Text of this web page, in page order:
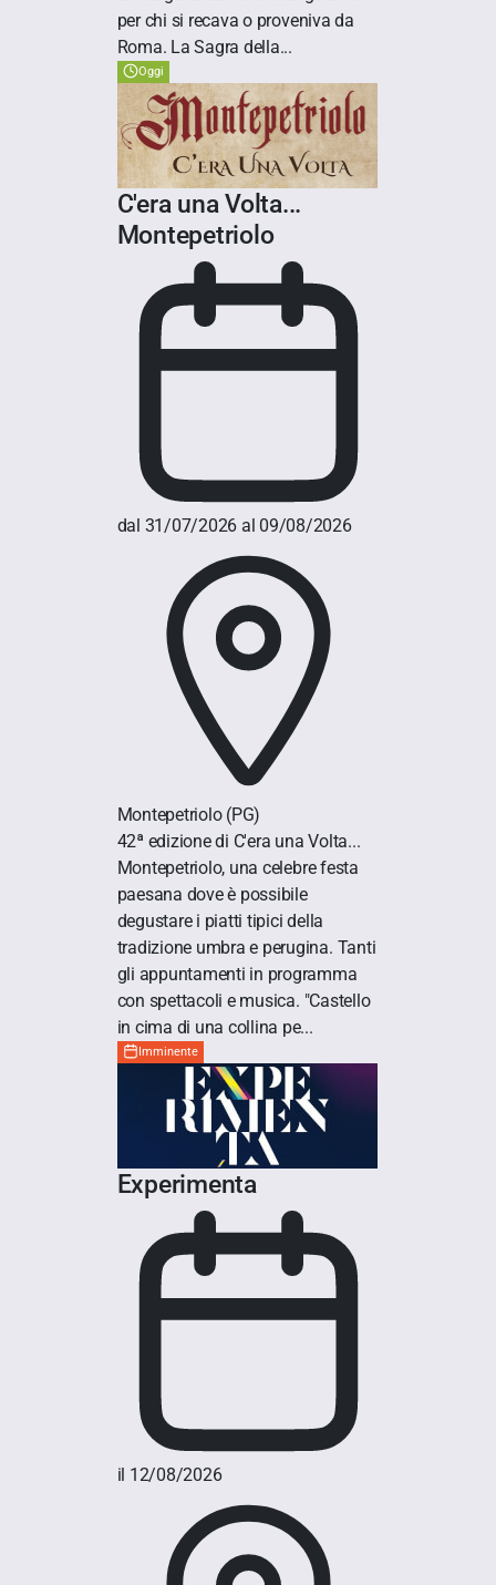
per chi si recava o proveniva da
Roma. La Sagra della...
Oggi
C'era una Volta...
Montepetriolo
dal 31/07/2026 al 09/08/2026
Montepetriolo (PG)
42ª edizione di C'era una Volta...
Montepetriolo, una celebre festa
paesana dove è possibile
degustare i piatti tipici della
tradizione umbra e perugina. Tanti
gli appuntamenti in programma
con spettacoli e musica. "Castello
in cima di una collina pe...
Imminente
Experimenta
il 12/08/2026